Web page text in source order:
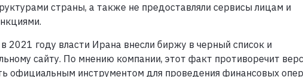
страны, а также не предоставляли сервисы лицам и
2021 году власти Ирана внесли биржу в черный список и
сайту. По мнению компании, этот факт противоречит
официальным инструментом для проведения финансовых